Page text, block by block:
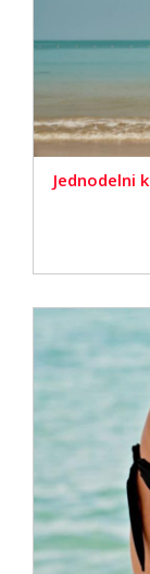
Jednodelni